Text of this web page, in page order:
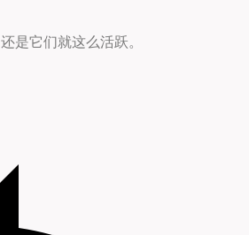
是它们就这么活跃。